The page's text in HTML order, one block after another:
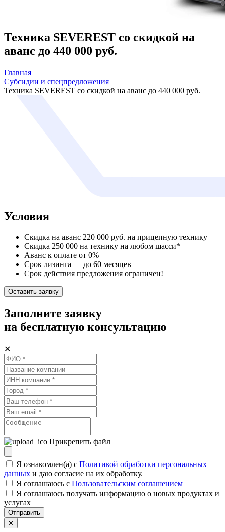
Техника SEVEREST со скидкой на
аванс до 440 000 руб.
Главная
Субсидии и спецпредложения
Техника SEVEREST со скидкой на аванс до 440 000 руб.
Условия
Скидка на аванс 220 000 руб. на прицепную технику
Скидка 250 000 на технику на любом шасси*
Аванс к оплате от 0%
Срок лизинга — до 60 месяцев
Срок действия предложения ограничен!
Оставить заявку
Заполните заявку
на бесплатную консультацию
✕
Прикрепить файл
Я ознакомлен(а) с Политикой обработки персональных
данных и даю согласие на их обработку.
Я соглашаюсь c Пользовательским соглашением
Я соглашаюсь получать информацию о новых продуктах и
услугах
Отправить
✕